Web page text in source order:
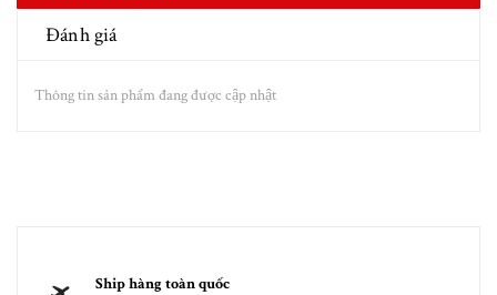
Đánh giá
Thông tin sản phẩm đang được cập nhật
Ship hàng toàn quốc